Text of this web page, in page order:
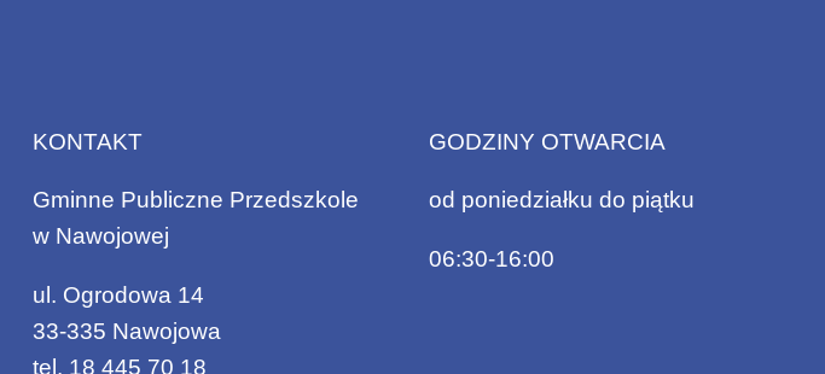
KONTAKT
Gminne Publiczne Przedszkole
w Nawojowej
ul. Ogrodowa 14
33-335 Nawojowa
tel. 18 445 70 18
GODZINY OTWARCIA
od poniedziałku do piątku
06:30-16:00